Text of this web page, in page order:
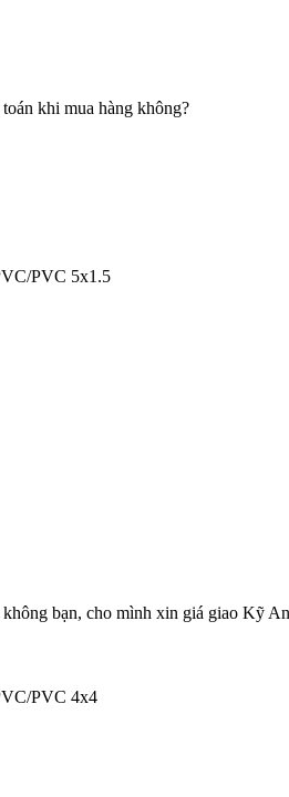
khi mua hàng không?
PVC 5x1.5
bạn, cho mình xin giá giao Kỹ
PVC 4x4